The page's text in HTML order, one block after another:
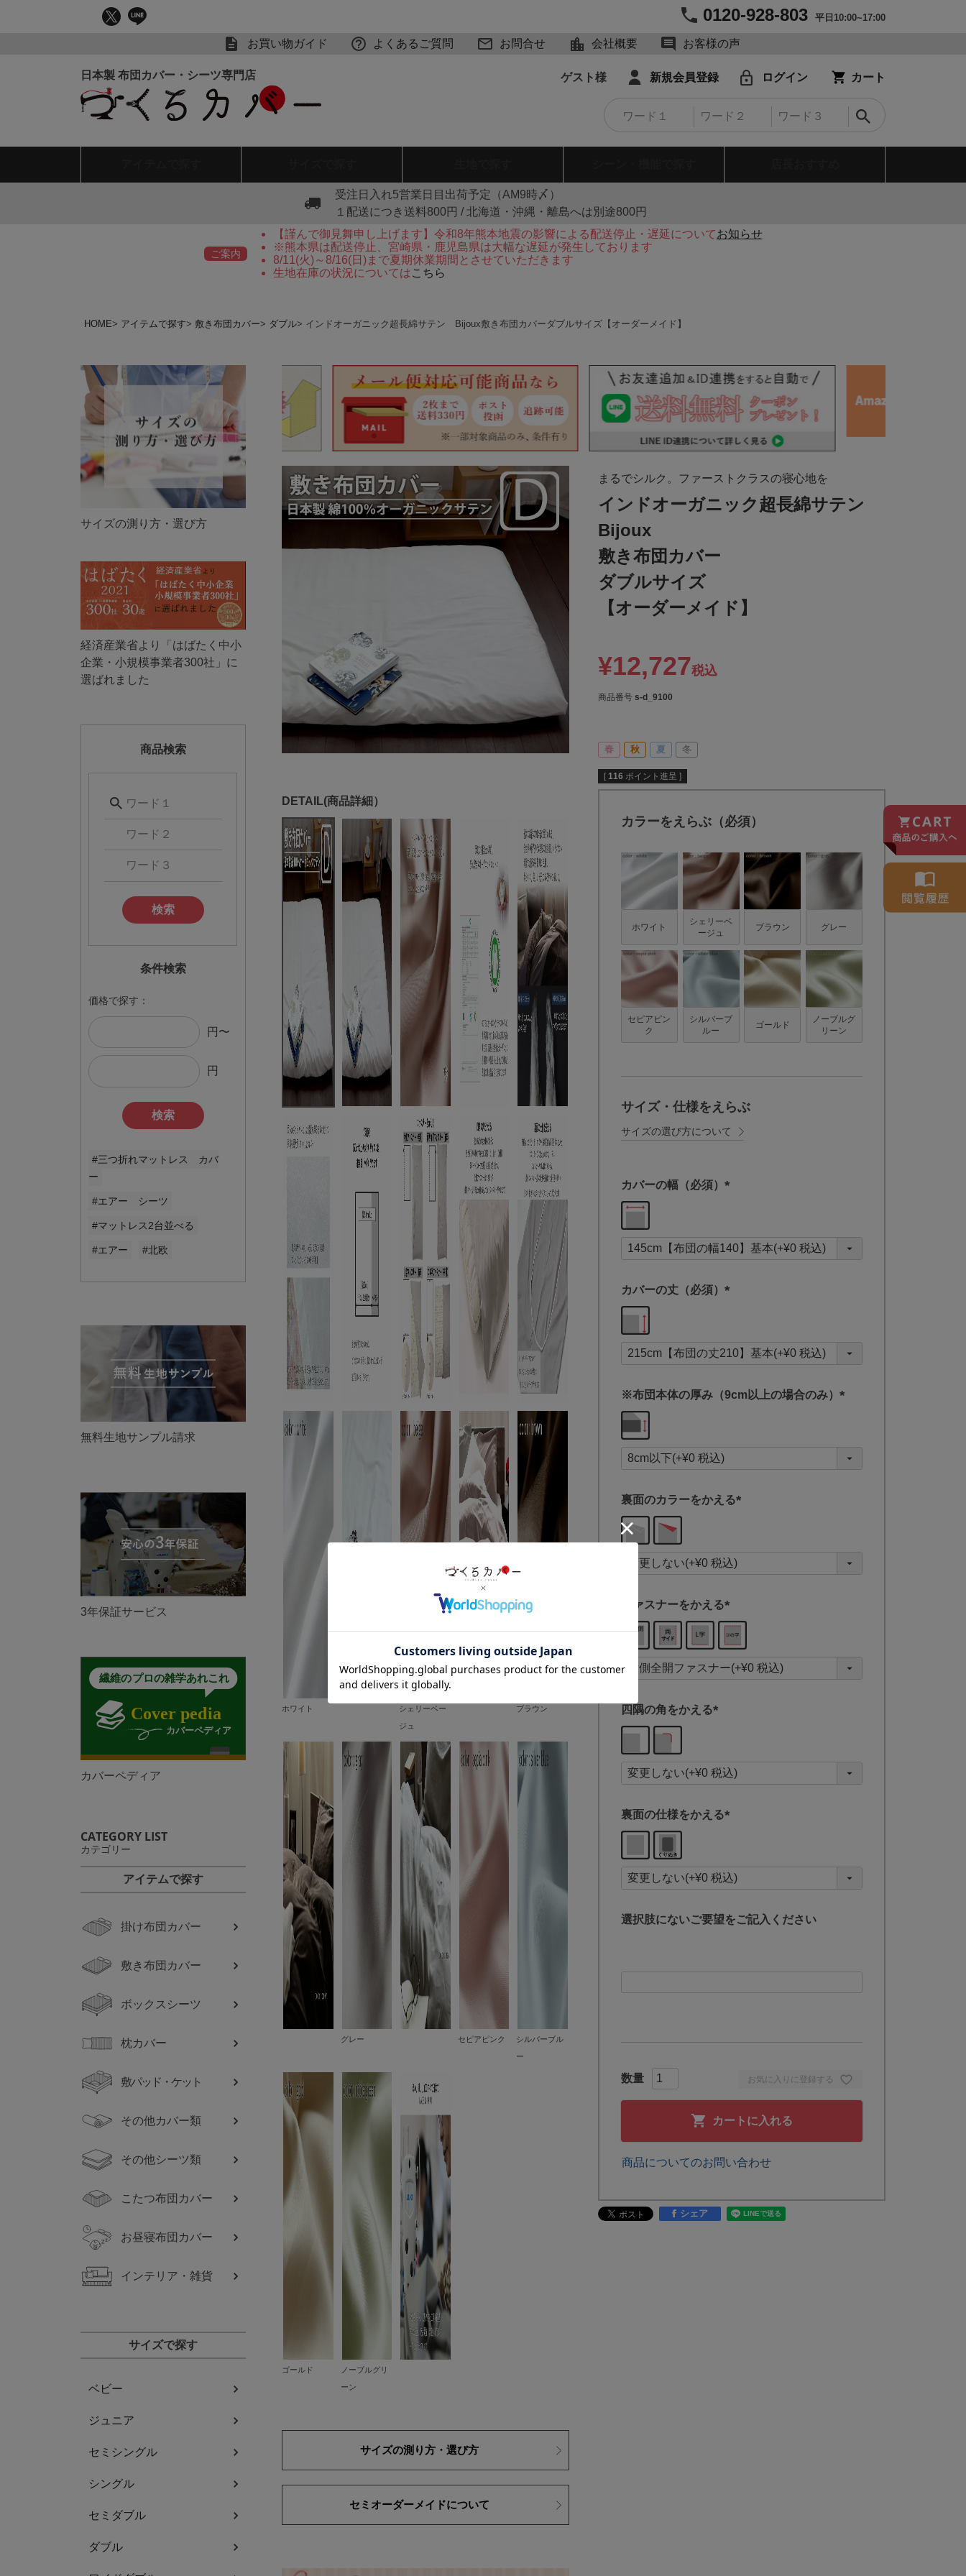
0120-928-803 平日10:00~17:00
お買い物ガイド よくあるご質問 お問合せ 会社概要 お客様の声
ゲスト様 新規会員登録 ログイン カート
受注日入れ5営業日目出荷予定（AM9時〆）
１配送につき送料800円 / 北海道・沖縄・離島へは別途800円
ご案内
【謹んで御見舞申し上げます】令和8年熊本地震の影響による配送停止・遅延についてお知らせ
※熊本県は配送停止、宮崎県・鹿児島県は大幅な遅延が発生しております
8/11(火)～8/16(日)まで夏期休業期間とさせていただきます
生地在庫の状況についてはこちら
HOME アイテムで探す 敷き布団カバー ダブル インドオーガニック超長綿サテン Bijoux敷き布団カバーダブルサイズ【オーダーメイド】
サイズの測り方・選び方
経済産業省より「はばたく中小
企業・小規模事業者300社」に
選ばれました
商品検索
検索
条件検索
価格で探す：
円〜
円
検索
#三つ折れマットレス カバ
ー
#エアー シーツ
#マットレス2台並べる
#エアー #北欧
無料生地サンプル請求
3年保証サービス
カバーペディア
CATEGORY LIST
カテゴリー
アイテムで探す
掛け布団カバー
敷き布団カバー
ボックスシーツ
枕カバー
敷パッド・ケット
その他カバー類
その他シーツ類
こたつ布団カバー
お昼寝布団カバー
インテリア・雑貨
サイズで探す
ベビー
ジュニア
セミシングル
シングル
セミダブル
ダブル
ホワイト
シェリーベー
ジュ
ブラウン
グレー セピアピンク
シルバーブル
ー
ゴールド
ノーブルグリ
ーン
サイズの測り方・選び方
セミオーダーメイドについて
まるでシルク。ファーストクラスの寝心地を
インドオーガニック超長綿サテン
Bijoux
敷き布団カバー
ダブルサイズ
【オーダーメイド】
¥12,727税込
商品番号 s-d_9100
春 秋 夏 冬
[ 116 ポイント進呈 ]
カラーをえらぶ（必須）
ホワイト
シェリーベ
ージュ
ブラウン グレー
セピアピン
ク
シルバーブ
ルー
ゴールド
ノーブルグ
リーン
お気に入りに登録する
カートに入れる
サイズ・仕様をえらぶ
サイズの選び方について
カバーの幅（必須）
須
)
カバーの丈（必須）
須
)
※布団本体の厚み（9cm以上の場合のみ）
須
裏面のカラーをかえる
須
)
ファスナーをかえる
(
必
須
四隅の角をかえる
須
)
裏面の仕様をかえる
須
)
選択肢にないご要望をご記入ください
商品についてのお問い合わせ
シェア